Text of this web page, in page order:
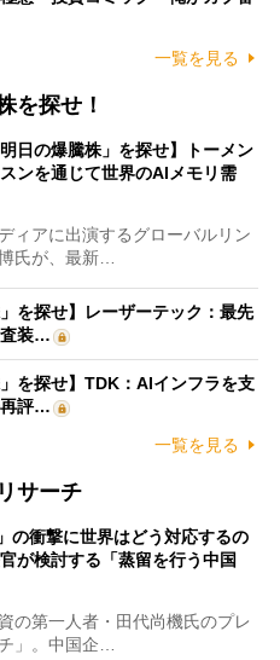
一覧を見る
を探せ！
明日の爆騰株」を探せ】トーメン
ンを通じて世界のAIメモリ需
ィアに出演するグローバルリン
氏が、最新…
を探せ】レーザーテック：最先
査装…
を探せ】TDK：AIインフラを支
評…
一覧を見る
サーチ
の衝撃に世界はどう対応するの
が検討する「蒸留を行う中国
の第一人者・田代尚機氏のプレ
」。中国企…